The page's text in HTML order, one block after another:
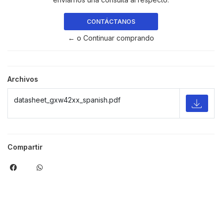
CONTÁCTANOS
← o Continuar comprando
Archivos
datasheet_gxw42xx_spanish.pdf
Compartir